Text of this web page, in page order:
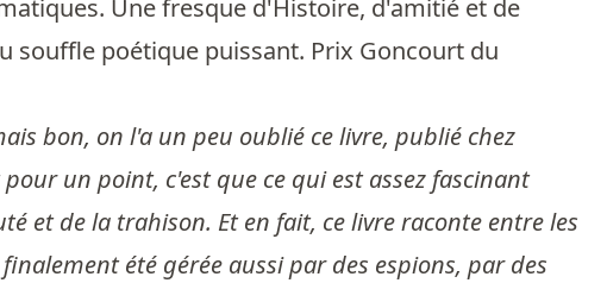
Une fresque d'Histoire, d'amitié et de
souffle poétique puissant. Prix Goncourt du
bon, on l'a un peu oublié ce livre, publié chez
un point, c'est que ce qui est assez fascinant
et de la trahison. Et en fait, ce livre raconte entre les
été gérée aussi par des espions, par des